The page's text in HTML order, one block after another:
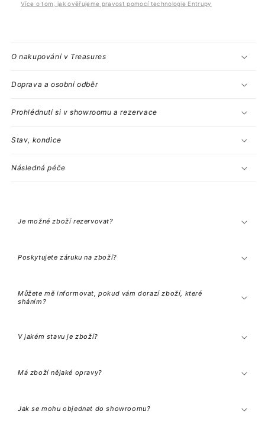
Více o tom, jak ověřujeme pravost pomocí technologie Entrupy
O nakupování v Treasures
Doprava a osobní odběr
Prohlédnutí si v showroomu a rezervace
Stav, kondice
Následná péče
Je možné zboží rezervovat?
Poskytujete záruku na zboží?
Můžete mě informovat, pokud vám dorazí zboží, které
sháním?
V jakém stavu je zboží?
Má zboží nějaké opravy?
Jak se mohu objednat do showroomu?